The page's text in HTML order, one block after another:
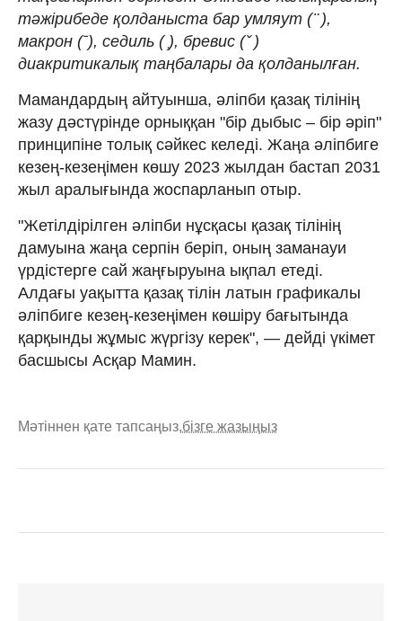
тәжірибеде қолданыста бар умляут ( ̈ ),
макрон (ˉ), седиль ( ̧), бревис ( ̌ )
диакритикалық таңбалары да қолданылған.
Мамандардың айтуынша, әліпби қазақ тілінің
жазу дәстүрінде орныққан "бір дыбыс – бір әріп"
принципіне толық сәйкес келеді. Жаңа әліпбиге
кезең-кезеңімен көшу 2023 жылдан бастап 2031
жыл аралығында жоспарланып отыр.
"Жетілдірілген әліпби нұсқасы қазақ тілінің
дамуына жаңа серпін беріп, оның заманауи
үрдістерге сай жаңғыруына ықпал етеді.
Алдағы уақытта қазақ тілін латын графикалы
әліпбиге кезең-кезеңімен көшіру бағытында
қарқынды жұмыс жүргізу керек", — дейді үкімет
басшысы Асқар Мамин.
Мәтіннен қате тапсаңыз,бізге жазыңыз